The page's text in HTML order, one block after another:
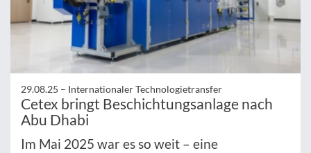
29.08.25 – Internationaler Technologietransfer
Cetex bringt Beschichtungsanlage nach
Abu Dhabi
Im Mai 2025 war es so weit – eine